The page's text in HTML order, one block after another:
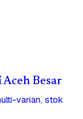
Besar
varian, stok